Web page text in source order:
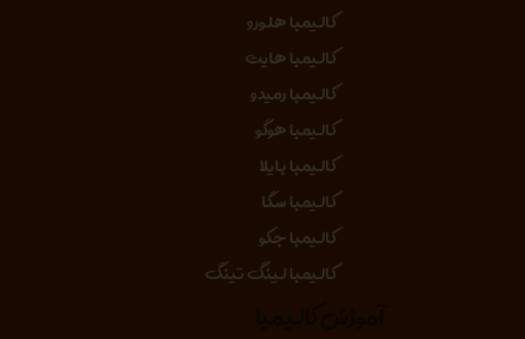
کالیمبا هلورو
کالیمبا هایت
کالیمبا رمیدو
کالیمبا هوگو
کالیمبا بایلا
کالیمبا سگا
کالیمبا جکو
کالیمبا لینگ تینگ